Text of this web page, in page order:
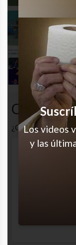
A los
a
Qué
¿Cuál es tu
Los videos
y las